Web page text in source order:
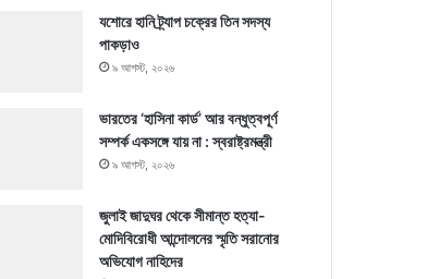
যশোরে হানি ট্র্যাপ চক্রের তিন সদস্য
পাকড়াও
৯ আগস্ট, ২০২৬
ভারতের ‘হাসিনা কার্ড’ আর বন্ধুত্বপূর্ণ
সম্পর্ক একসঙ্গে যায় না : স্বরাষ্ট্রমন্ত্রী
৯ আগস্ট, ২০২৬
জুলাই জাদুঘর থেকে সীমান্ত হত্যা-
মোদিবিরোধী আন্দোলনের স্মৃতি সরানোর
অভিযোগ নাহিদের